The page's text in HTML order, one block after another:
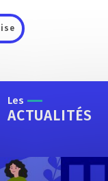
Les
ACTUALITÉS